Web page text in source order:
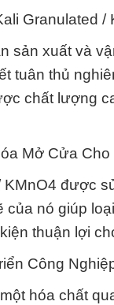
Granulated /
sản xuất và
tuân thủ
chất lượng
Mở Cửa
được
nó giúp
thuận lợi
Công
hóa chất